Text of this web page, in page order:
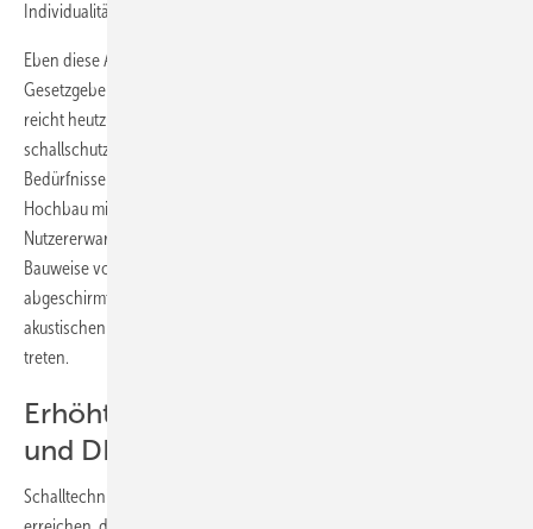
Individualität angemessen zu verwirklichen.
Eben diese Aspekte wurden von den Gerichten und den
Gesetzgebern berücksichtigt und bewertet. „Schutz der Gesundheit“
reicht heutzutage in aller Regel zur Erfüllung zeitgemäßer
schallschutztechnischer Anforderungen nicht mehr aus. Die aktuellen
Bedürfnisse der Menschen erfordern einen besseren Schallschutz im
Hochbau mit einer neuen Qualität. Die gestiegenen
Nutzererwartungen sind dabei eng an die allgemein verbesserte
Bauweise von Gebäuden gekoppelt. Denn der immer besser
abgeschirmte Außenlärm lässt Innengeräusche zunehmend in den
akustischen Vordergrund und in das Bewusstsein der Bewohner
treten.
Erhöhter Schallschutz mit VDI 4100
und DEGA
Schalltechnischen Komfort sicher und für alle Seiten konfliktfrei zu